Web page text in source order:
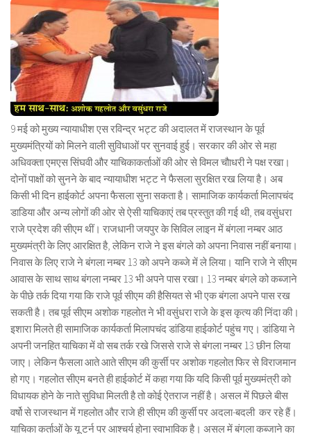
9 मई को मुख्य न्यायाधीश एस रविन्द्र भट्ट की अदालत में राजस्थान के पूर्व
मुख्यमंत्रियों को मिलने वाली सुविधाओं पर सुनवाई हुई। सरकार की ओर से महा
अधिवक्ता एमएस सिंघवी और याचिकाकर्ताओं की ओर से विमल चौाधरी ने पक्ष रखा।
दोनों पाक्षों को सुनने के बाद न्यायाधीश भट्ट ने फैसला सुरक्षित रख लिया है। अब
किसी भी दिन हाईकोर्ट अपना फैसला सुना सकता है। सामाजिक कार्यकर्ता मिलापचंद
डाडिया और अन्य लोगों की ओर से ऐसी याचिकाएं तब प्रस्तुत की गई थी, तब वसुंधरा
राजे प्रदेश की सीएम थीं। राजधानी जयपुर के सिविल लाइन में बंगला नम्बर आठ
मुख्यमंत्री के लिए आरक्षित है, लेकिन राजे ने इस बंगले को अपना निवास नहीं बनाया।
निवास के लिए राजे ने बंगला नम्बर 13 को अपने कब्जे में ले लिया। यानि राजे ने सीएम
आवास के साथ साथ बंगला नम्बर 13 भी अपने पास रखा। 13 नम्बर बंगले को कब्जाने
के पीछे तर्क दिया गया कि राजे पूर्व सीएम की हैसियत से भी एक बंगला अपने पास रख
सकती है। तब पूर्व सीएम अशोक गहलोत ने भी वसुंधरा राजे के इस कृत्य की निंदा की।
इशारा मिलते ही सामाजिक कार्यकर्ता मिलापचंद डांडिया हाईकोर्ट पहुंच गए। डांडिया ने
अपनी जनहित याचिका में वो सब तर्क रखे जिससे राजे से बंगला नम्बर 13 छीन लिया
जाए। लेकिन फैसला आते आते सीएम की कुर्सी पर अशोक गहलोत फिर से विराजमान
हो गए। गहलोत सीएम बनते ही हाईकोर्ट में कहा गया कि यदि किसी पूर्व मुख्यमंत्री को
विधायक होने के नाते सुविधा मिलती है तो कोई ऐतराज नहीं है। असल में पिछले बीस
वर्षो से राजस्थान में गहलोत और राजे ही सीएम की कुर्सी पर अदला-बदली कर रहे हैं।
याचिका कर्ताओं के यू टर्न पर आश्चर्य होना स्वाभाविक है। असल में बंगला कब्जाने का